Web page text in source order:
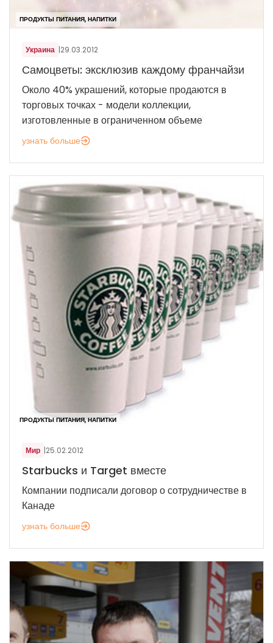
ПРОДУКТЫ ПИТАНИЯ, НАПИТКИ
Украина |29.03.2012
Самоцветы: эксклюзив каждому франчайзи
Около 40% украшений, которые продаются в
торговых точках - модели коллекции,
изготовленные в ограниченном объеме
узнать больше
ПРОДУКТЫ ПИТАНИЯ, НАПИТКИ
Мир |25.02.2012
Starbucks и Target вместе
Компании подписали договор о сотрудничестве в
Канаде
узнать больше